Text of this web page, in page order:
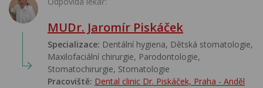
MUDr. Jaromír Piskáček
Specializace: Dentální hygiena, Dětská stomatologie,
Maxilofaciální chirurgie, Parodontologie,
Stomatochirurgie, Stomatologie‎
Pracoviště: Dental clinic Dr. Piskáček, Praha - Anděl